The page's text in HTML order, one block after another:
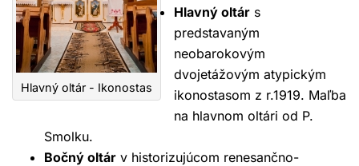
Hlavný oltár - Ikonostas
Hlavný oltár s
predstavaným
neobarokovým
dvojetážovým atypickým
ikonostasom z r.1919. Maľba
na hlavnom oltári od P.
Smolku.
Bočný oltár v historizujúcom renesančno-